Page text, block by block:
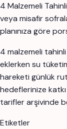
4 Malzemeli
veya misafir
planınıza göre
4 malzemeli
eklerken su
hareketi günlük
hedeflerinize katkı
tarifler arşivinde
Etiketler